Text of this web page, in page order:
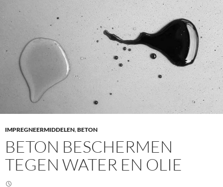
IMPREGNEERMIDDELEN,BETON
BETON BESCHERMEN
TEGEN WATER EN OLIE